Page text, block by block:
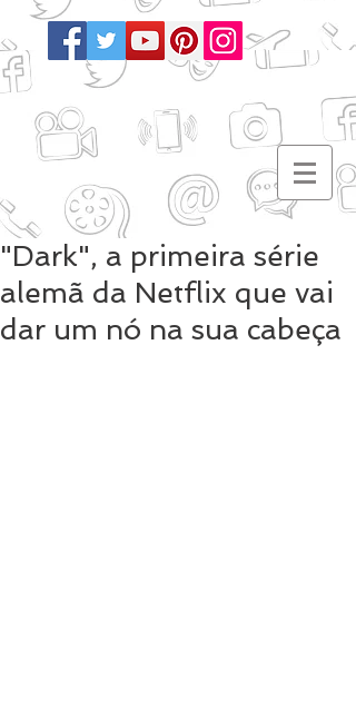
"Dark", a primeira série
alemã da Netflix que vai
dar um nó na sua cabeça